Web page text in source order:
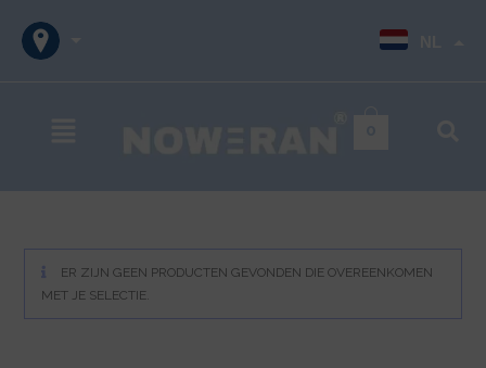
ER ZIJN GEEN PRODUCTEN GEVONDEN DIE OVEREENKOMEN
MET JE SELECTIE.